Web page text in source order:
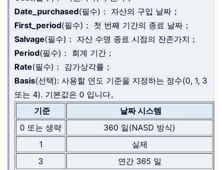
Date_purchased(필수)： 자산의 구입 날짜；
First_period(필수)： 첫 번째 기간의 종료 날짜；
Salvage(필수)： 자산 수명 종료 시점의 잔존가치；
Period(필수)： 회계 기간；
Rate(필수)： 감가상각률；
Basis(선택): 사용할 연도 기준을 지정하는 정수(0, 1, 3
또는 4). 기본값은 0 입니다。
기준
날짜 시스템
0 또는 생략
360 일(NASD 방식)
1
실제
3
연간 365 일